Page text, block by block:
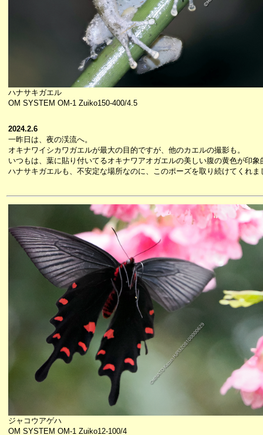
ハナサキガエル
OM SYSTEM OM-1 Zuiko150-400/4.5
2024.2.6
一昨日は、夜の渓流へ。
オキナワイシカワガエルが最大の目的ですが、他のカエルの撮影も。
いつもは、葉に貼り付いてるオキナワアオガエルの美しい腹の黄色が印象
ハナサキガエルも、不安定な場所なのに、このポーズを取り続けてくれま
ジャコウアゲハ
OM SYSTEM OM-1 Zuiko12-100/4